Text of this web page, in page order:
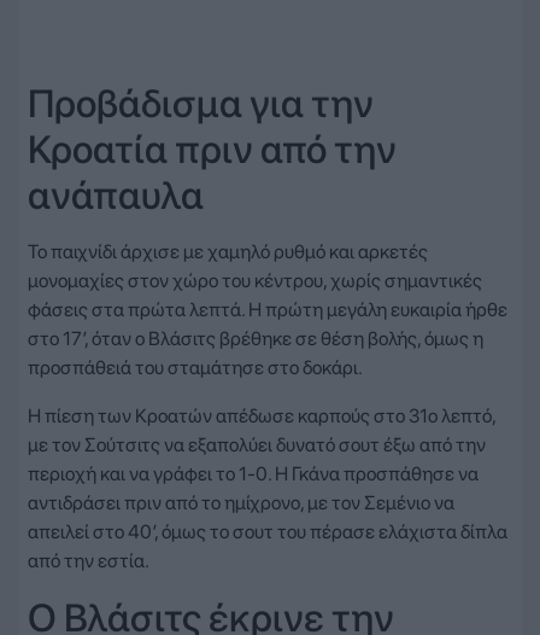
Προβάδισμα για την
Κροατία πριν από την
ανάπαυλα
Το παιχνίδι άρχισε με χαμηλό ρυθμό και αρκετές
μονομαχίες στον χώρο του κέντρου, χωρίς σημαντικές
φάσεις στα πρώτα λεπτά. Η πρώτη μεγάλη ευκαιρία ήρθε
στο 17′, όταν ο Βλάσιτς βρέθηκε σε θέση βολής, όμως η
προσπάθειά του σταμάτησε στο δοκάρι.
Η πίεση των Κροατών απέδωσε καρπούς στο 31ο λεπτό,
με τον Σούτσιτς να εξαπολύει δυνατό σουτ έξω από την
περιοχή και να γράφει το 1-0. Η Γκάνα προσπάθησε να
αντιδράσει πριν από το ημίχρονο, με τον Σεμένιο να
απειλεί στο 40′, όμως το σουτ του πέρασε ελάχιστα δίπλα
από την εστία.
Ο Βλάσιτς έκρινε την